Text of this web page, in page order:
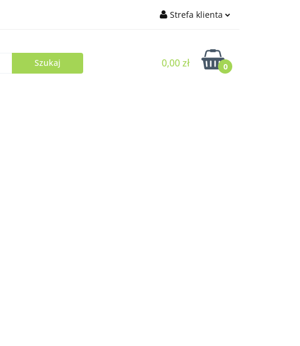
Strefa klienta
Zaloguj się
Zarejestruj się
0,00 zł 0